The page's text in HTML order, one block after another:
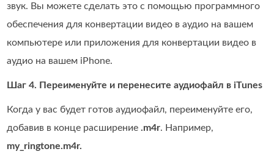
звук. Вы можете сделать это с помощью программного
обеспечения для конвертации видео в аудио на вашем
компьютере или приложения для конвертации видео в
аудио на вашем iPhone.
Шаг 4. Переименуйте и перенесите аудиофайл в iTunes
Когда у вас будет готов аудиофайл, переименуйте его,
добавив в конце расширение.m4r. Например,
my_ringtone.m4r.